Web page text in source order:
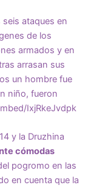
ataques en
de los
armados y en
arrasan sus
un hombre fue
niño, fueron
IxjRkeJvdpk
y la Druzhina
cómodas
pogromo en las
en cuenta que la